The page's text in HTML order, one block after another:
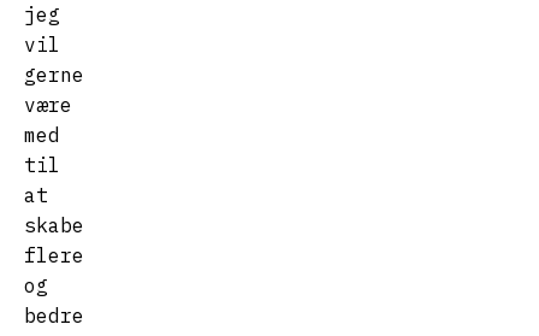
jeg
vil
gerne
være
med
til
at
skabe
flere
og
bedre